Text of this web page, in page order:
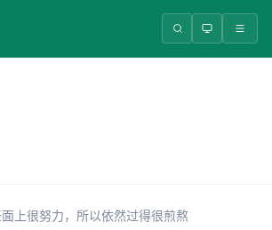
上很努力，所以依然过得很煎熬